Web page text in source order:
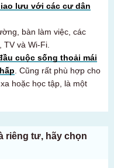
lưu với các cư dân
bàn làm việc, các
và Wi-Fi.
cuộc sống thoải mái
. Cũng rất phù hợp cho
hoặc học tập, là một
riêng tư, hãy chọn